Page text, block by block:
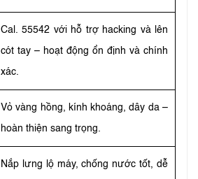
Cal. 55542 với hỗ trợ hacking và lên
cót tay – hoạt động ổn định và chính
xác.
Vỏ vàng hồng, kính khoáng, dây da –
hoàn thiện sang trọng.
Nắp lưng lộ máy, chống nước tốt, dễ